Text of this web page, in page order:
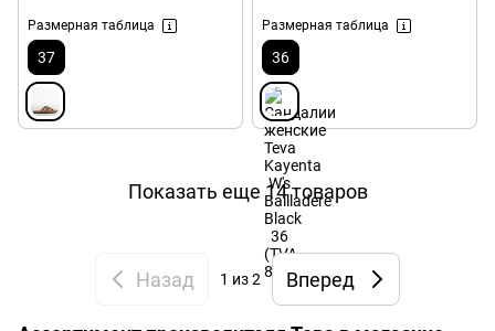
Размерная таблица
37
Размерная таблица
36
Показать еще 14 товаров
Назад 1 из 2 Вперед